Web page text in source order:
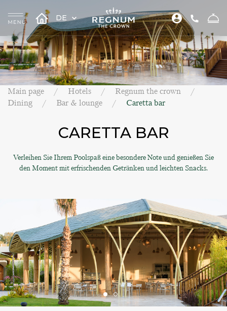
DE
Main page Hotels
Regnum the crown
Dining
Bar & lounge Caretta bar
CARETTA BAR
Verleihen Sie Ihrem Poolspaß eine besondere Note und genießen Sie
den Moment mit erfrischenden Getränken und leichten Snacks.